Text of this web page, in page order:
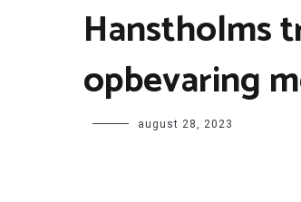
Hanstholms
opbevaring
august 28, 2023